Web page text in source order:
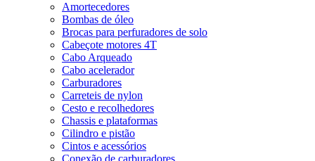
Amortecedores
Bombas de óleo
Brocas para perfuradores de solo
Cabeçote motores 4T
Cabo Arqueado
Cabo acelerador
Carburadores
Carreteis de nylon
Cesto e recolhedores
Chassis e plataformas
Cilindro e pistão
Cintos e acessórios